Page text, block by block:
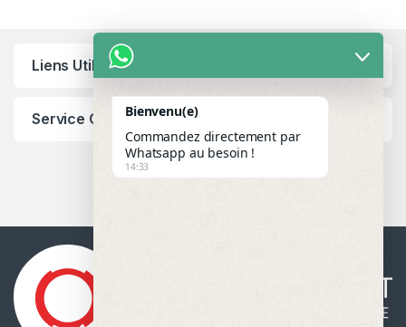
Liens Utiles
Service ClientBienvenu(e)
Commandez directement par
Whatsapp au besoin !
14:33